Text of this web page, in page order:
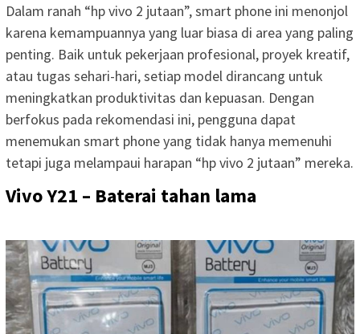
Dalam ranah “hp vivo 2 jutaan”, smart phone ini menonjol
karena kemampuannya yang luar biasa di area yang paling
penting. Baik untuk pekerjaan profesional, proyek kreatif,
atau tugas sehari-hari, setiap model dirancang untuk
meningkatkan produktivitas dan kepuasan. Dengan
berfokus pada rekomendasi ini, pengguna dapat
menemukan smart phone yang tidak hanya memenuhi
tetapi juga melampaui harapan “hp vivo 2 jutaan” mereka.
Vivo Y21 – Baterai tahan lama